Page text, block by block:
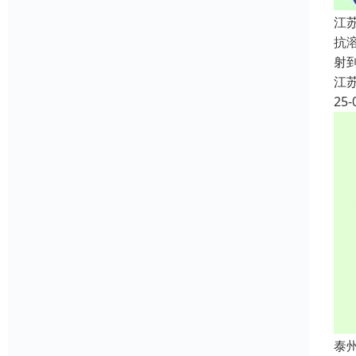
江
抗
射
江
25-
泰